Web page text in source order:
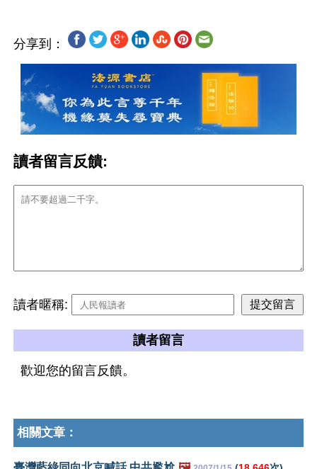
分享到：
讀者留言反饋:
讀者暱稱:
讀者留言
歡迎您的留言反饋。
相關文章：